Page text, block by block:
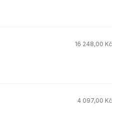
16 248,00 Kč
4 097,00 Kč